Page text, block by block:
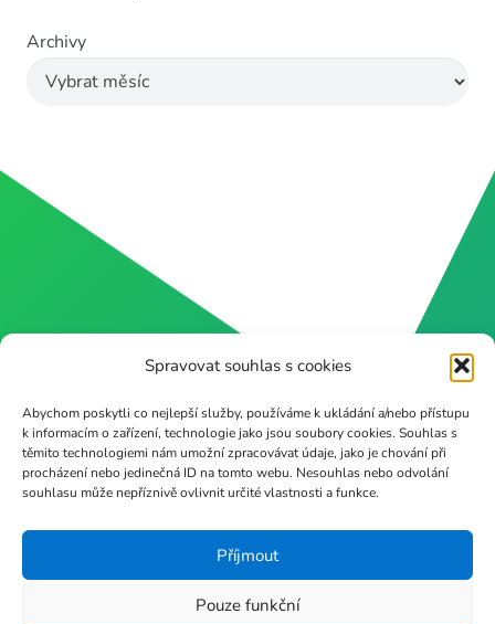
Spravovat souhlas s cookies
Abychom poskytli co nejlepší služby, používáme k ukládání a/nebo přístupu
k informacím o zařízení, technologie jako jsou soubory cookies. Souhlas s
těmito technologiemi nám umožní zpracovávat údaje, jako je chování při
procházení nebo jedinečná ID na tomto webu. Nesouhlas nebo odvolání
souhlasu může nepříznivě ovlivnit určité vlastnosti a funkce.
Příjmout
Pouze funkční
Archivy